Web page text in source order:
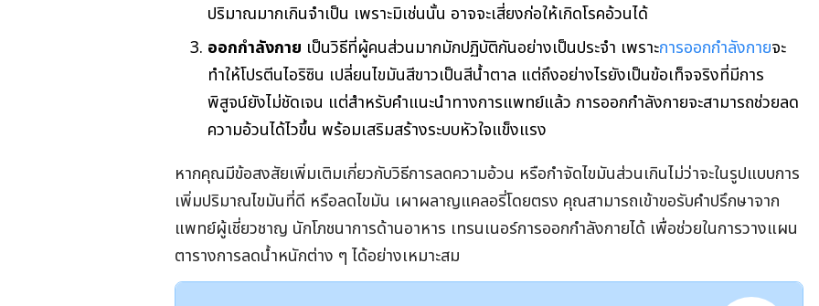
ปริมาณมากเกินจำเป็น เพราะมิเช่นนั้น อาจจะเสี่ยงก่อให้เกิดโรคอ้วนได้
ออกกำลังกาย เป็นวิธีที่ผู้คนส่วนมากมักปฏิบัติกันอย่างเป็นประจำ เพราะการออกกำลังกายจะ
ทำให้โปรตีนไอริซิน เปลี่ยนไขมันสีขาวเป็นสีน้ำตาล แต่ถึงอย่างไรยังเป็นข้อเท็จจริงที่มีการ
พิสูจน์ยังไม่ชัดเจน แต่สำหรับคำแนะนำทางการแพทย์แล้ว การออกกำลังกายจะสามารถช่วยลด
ความอ้วนได้ไวขึ้น พร้อมเสริมสร้างระบบหัวใจแข็งแรง
หากคุณมีข้อสงสัยเพิ่มเติมเกี่ยวกับวิธีการลดความอ้วน หรือกำจัดไขมันส่วนเกินไม่ว่าจะในรูปแบบการ
เพิ่มปริมาณไขมันที่ดี หรือลดไขมัน เผาผลาญแคลอรี่โดยตรง คุณสามารถเข้าขอรับคำปรึกษาจาก
แพทย์ผู้เชี่ยวชาญ นักโภชนาการด้านอาหาร เทรนเนอร์การออกกำลังกายได้ เพื่อช่วยในการวางแผน
ตารางการลดน้ำหนักต่าง ๆ ได้อย่างเหมาะสม